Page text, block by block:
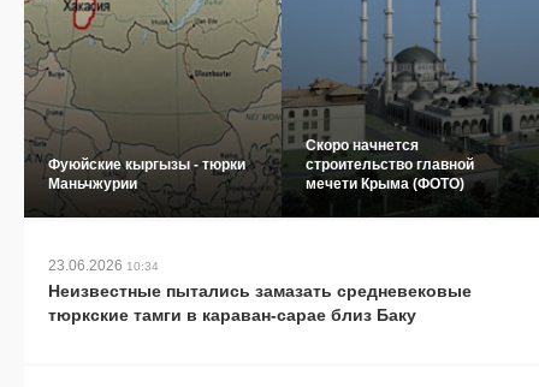
Фуюйские кыргызы - тюрки
Маньчжурии
Скоро начнется
строительство главной
мечети Крыма (ФОТО)
23.06.2026 10:34
Неизвестные пытались замазать средневековые
тюркские тамги в караван-сарае близ Баку